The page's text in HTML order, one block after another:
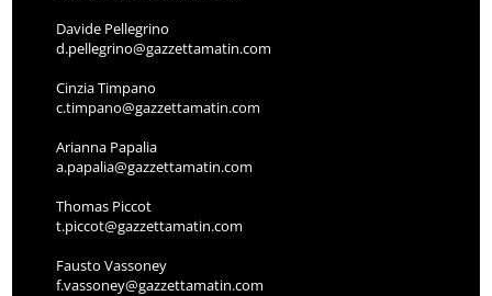
Davide Pellegrino
d.pellegrino@gazzettamatin.com
Cinzia Timpano
c.timpano@gazzettamatin.com
Arianna Papalia
a.papalia@gazzettamatin.com
Thomas Piccot
t.piccot@gazzettamatin.com
Fausto Vassoney
f.vassoney@gazzettamatin.com